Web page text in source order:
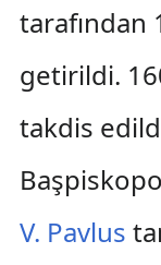
tarafından
getirildi.
takdis
V. Pavlus